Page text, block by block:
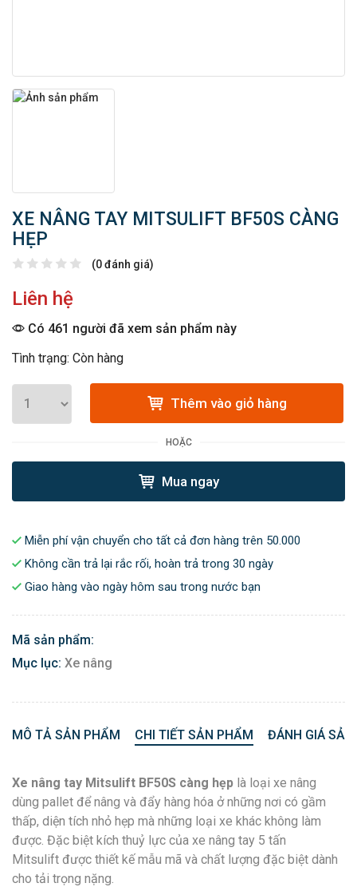
XE NÂNG TAY MITSULIFT BF50S CÀNG
HẸP
(0 đánh giá)
Liên hệ
Có 461 người đã xem sản phẩm này
Tình trạng: Còn hàng
Thêm vào giỏ hàng
HOẶC
Mua ngay
Miễn phí vận chuyển cho tất cả đơn hàng trên 50.000
Không cần trả lại rắc rối, hoàn trả trong 30 ngày
Giao hàng vào ngày hôm sau trong nước bạn
Mã sản phẩm:
Mục lục: Xe nâng
MÔ TẢ SẢN PHẨM CHI TIẾT SẢN PHẨM ĐÁNH GIÁ
Xe nâng tay Mitsulift BF50S càng hẹp là loại xe nâng
dùng pallet để nâng và đẩy hàng hóa ở những nơi có gầm
thấp, diện tích nhỏ hẹp mà những loại xe khác không làm
được. Đặc biệt kích thuỷ lực của xe nâng tay 5 tấn
Mitsulift được thiết kế mẫu mã và chất lượng đặc biệt dành
cho tải trọng nặng.